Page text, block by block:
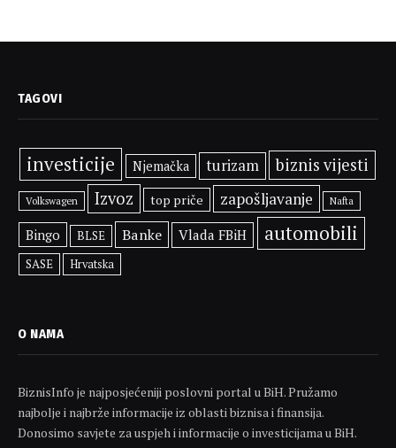
TAGOVI
investicije Njemačka turizam biznis vijesti
Volkswagen Izvoz top priče zapošljavanje Nafta
Bingo BLSE Banke Vlada FBiH automobili
SASE Hrvatska
O NAMA
BiznisInfo je najposjećeniji poslovni portal u BiH. Pružamo
najbolje i najbrže informacije iz oblasti biznisa i finansija.
Donosimo savjete za uspjeh i informacije o investicijama u BiH.